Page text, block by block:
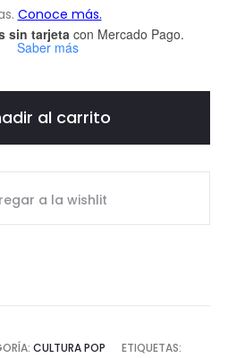
sin tarjetacon Mercado Pago.
Saber más
al carrito
a la wishlit
CULTURA POP
ETIQUETAS: